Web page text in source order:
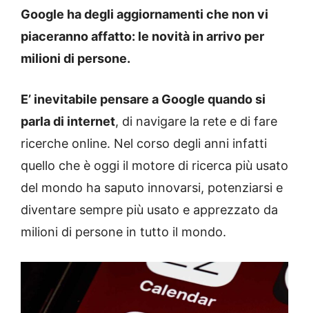
Google ha degli aggiornamenti che non vi
piaceranno affatto: le novità in arrivo per
milioni di persone.
E’ inevitabile pensare a Google quando si
parla di internet, di navigare la rete e di fare
ricerche online. Nel corso degli anni infatti
quello che è oggi il motore di ricerca più usato
del mondo ha saputo innovarsi, potenziarsi e
diventare sempre più usato e apprezzato da
milioni di persone in tutto il mondo.